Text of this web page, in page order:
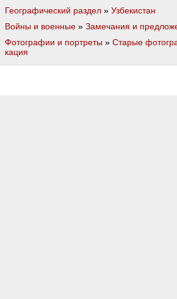
Географический раздел » Узбекистан
Войны и военные » Замечания и
Фотографии и портреты » Старые
кация